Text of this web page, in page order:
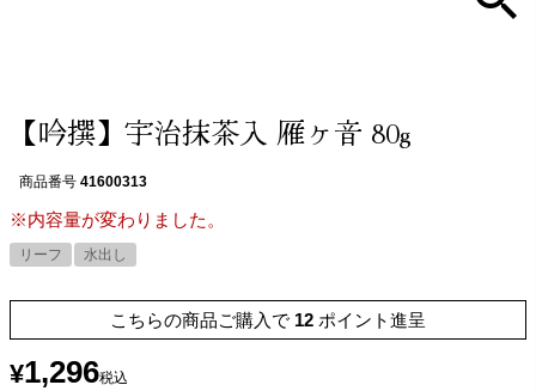
【吟撰】宇治抹茶入 雁ヶ音 80g
商品番号 41600313
※内容量が変わりました。
リーフ 水出し
こちらの商品ご購入で 12 ポイント進呈
¥1,296税込